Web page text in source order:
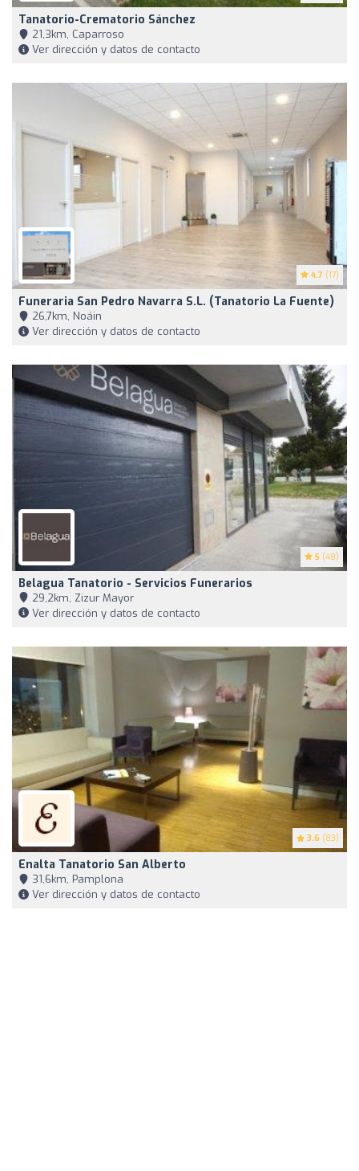
Tanatorio-Crematorio Sánchez
21,3km, Caparroso
Ver dirección y datos de contacto
4.7 (17)
Funeraria San Pedro Navarra S.L. (Tanatorio La Fuente)
26,7km, Noáin
Ver dirección y datos de contacto
5 (48)
Belagua Tanatorio - Servicios Funerarios
29,2km, Zizur Mayor
Ver dirección y datos de contacto
3.6 (83)
Enalta Tanatorio San Alberto
31,6km, Pamplona
Ver dirección y datos de contacto